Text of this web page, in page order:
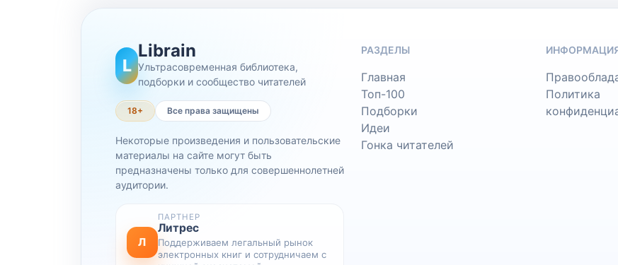
L
Librain
Ультрасовременная библиотека,
подборки и сообщество читателей
18+ Все права защищены
Некоторые произведения и пользовательские
материалы на сайте могут быть
предназначены только для совершеннолетней
аудитории.
Л
ПАРТНЕР
Литрес
Поддерживаем легальный рынок
электронных книг и сотрудничаем с
РАЗДЕЛЫ
Главная
Топ-100
Подборки
Идеи
Гонка читателей
Политика